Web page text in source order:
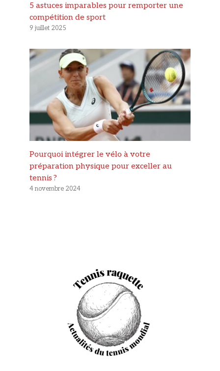
5 astuces imparables pour remporter une
compétition de sport
9 juillet 2025
Pourquoi intégrer le vélo à votre
préparation physique pour exceller au
tennis ?
4 novembre 2024